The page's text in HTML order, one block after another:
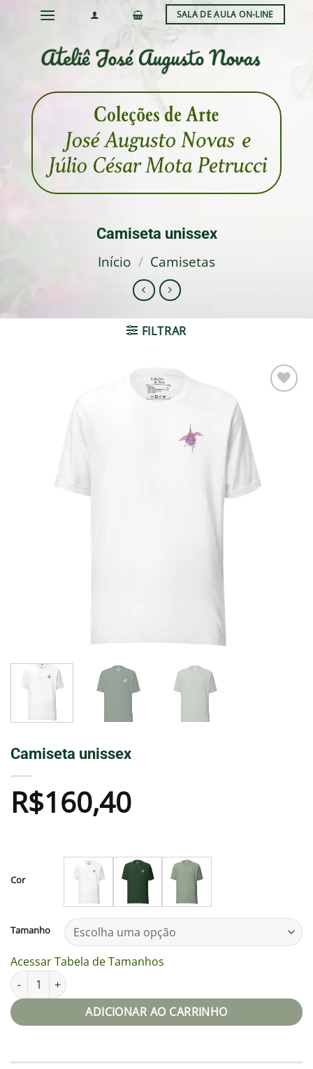
SALA DE AULA ON-LINE
Camiseta unissex
Início / Camisetas
FILTRAR
Camiseta unissex
R$160,40
Cor
Tamanho
Acessar Tabela de Tamanhos
Camiseta unissex quantidade
ADICIONAR AO CARRINHO